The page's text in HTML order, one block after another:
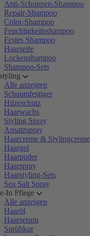
Anti-Schuppen-Shampoo
Repair-Shampoo
Color-Shampoo
Feuchtigkeitsshampoo
Festes Shampoo
Haarseife
Lockenshampoo
Shampoo-Sets
Alle anzeigen
Schaumfestiger
Hitzeschutz
Haarwachs
Styling Spray
Ansatzspray
Haarcreme & Stylingcreme
Haargel
Haarpuder
Haarspray
Haarstyling-Sets
Sea Salt Spray
In Pflege
Alle anzeigen
Haaröl
Haarserum
Sprühkur